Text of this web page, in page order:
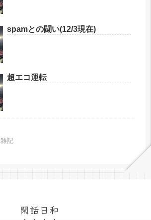
spamとの闘い(12/3現在)
超エコ運転
雑記
閑話日和